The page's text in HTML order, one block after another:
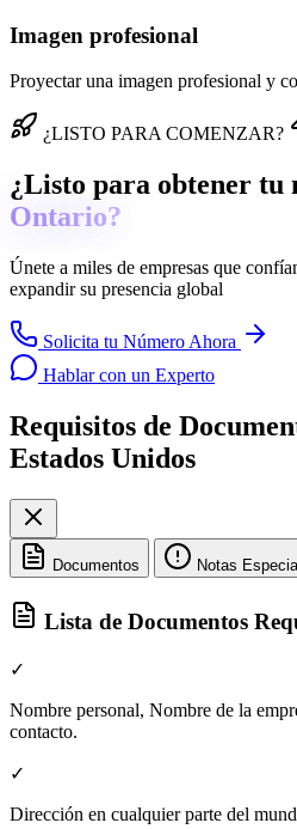
Imagen profesional
Proyectar una imagen profesional y
¿LISTO PARA COMENZAR?
¿Listo para obtener tu
Ontario?
Únete a miles de empresas que
expandir su presencia global
Solicita tu Número Ahora
Hablar con un Experto
Requisitos de
Estados Unidos
Documentos Notas
Lista de Documentos
✓
Nombre personal, Nombre de la
contacto.
✓
Dirección en cualquier parte del